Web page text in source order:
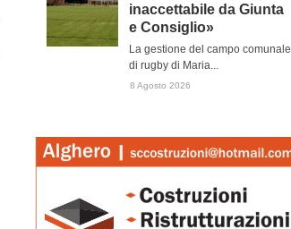
inaccettabile da Giunta
e Consiglio»
La gestione del campo comunale
di rugby di Maria...
8 Agosto 2026